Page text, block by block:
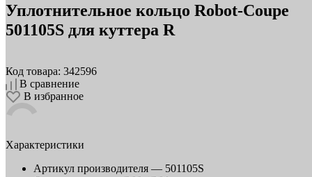
Уплотнительное кольцо Robot-Coupe
501105S для куттера R
Код товара: 342596
В сравнение
В избранное
Характеристики
Артикул производителя — 501105S